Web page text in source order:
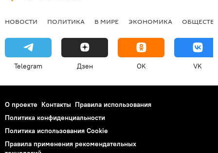
НОВОСТИ ПОЛИТИКА В МИРЕ ЭКОНОМИКА
Telegram Дзен OK VK
О проекте Контакты Правила использования
Политика конфиденциальности
Политика использования Cookie
Правила применения рекомендательных